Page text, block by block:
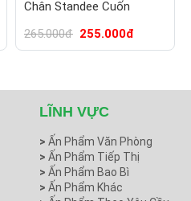
Chân Standee Cuốn
265.000đ 255.000đ
LĨNH VỰC
> Ấn Phẩm Văn Phòng
> Ấn Phẩm Tiếp Thị
> Ấn Phẩm Bao Bì
> Ấn Phẩm Khác